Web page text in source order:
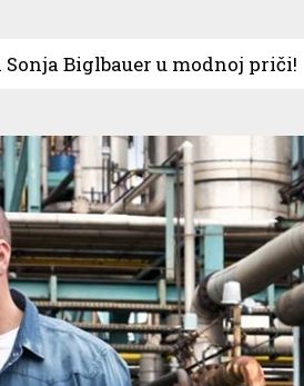
Biglbauer u modnoj priči!